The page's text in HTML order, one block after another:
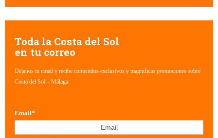
Toda la Costa del Sol
en tu correo
Déjanos tu email y recibe contenidos exclusivos y magníficas promociones sobre
Costa del Sol – Málaga.
Email*